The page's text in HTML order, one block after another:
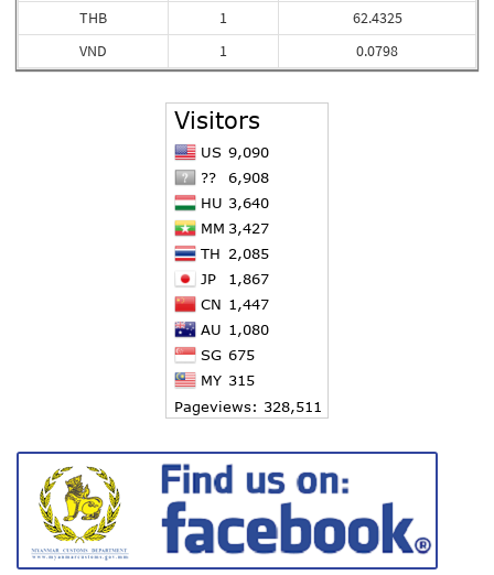
THB
VND
1
1
62.4325
0.0798